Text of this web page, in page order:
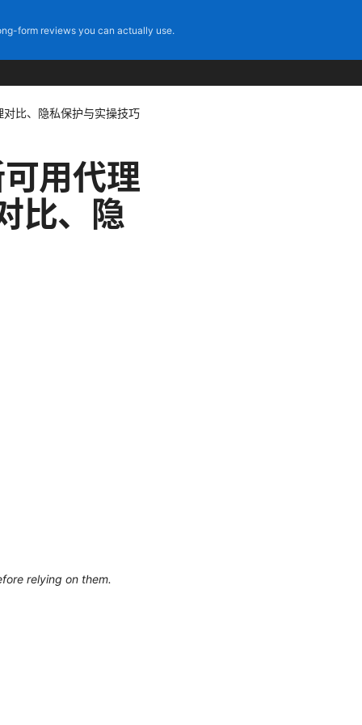
form reviews you can actually use.
比、隐私保护与实操技巧
用代理
比、隐
relying on them.